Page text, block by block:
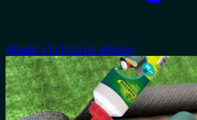
Añadir a la lista de deseos